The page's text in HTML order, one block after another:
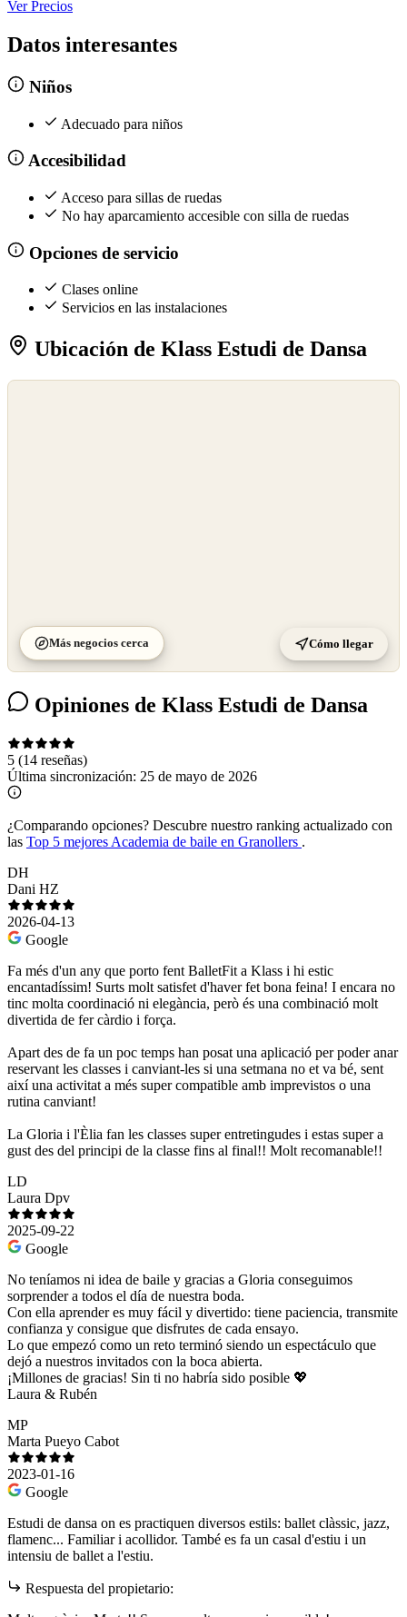
Ver Precios
Datos interesantes
Niños
Adecuado para niños
Accesibilidad
Acceso para sillas de ruedas
No hay aparcamiento accesible con silla de ruedas
Opciones de servicio
Clases online
Servicios en las instalaciones
Ubicación de Klass Estudi de Dansa
Más negocios cerca Cómo llegar
Opiniones de Klass Estudi de Dansa
5 (14 reseñas)
Última sincronización: 25 de mayo de 2026
¿Comparando opciones? Descubre nuestro ranking actualizado con
las Top 5 mejores Academia de baile en Granollers .
DH
Dani HZ
2026-04-13
Google
Fa més d'un any que porto fent BalletFit a Klass i hi estic
encantadíssim! Surts molt satisfet d'haver fet bona feina! I encara no
tinc molta coordinació ni elegància, però és una combinació molt
divertida de fer càrdio i força.
Apart des de fa un poc temps han posat una aplicació per poder anar
reservant les classes i canviant-les si una setmana no et va bé, sent
així una activitat a més super compatible amb imprevistos o una
rutina canviant!
La Gloria i l'Èlia fan les classes super entretingudes i estas super a
gust des del principi de la classe fins al final!! Molt recomanable!!
LD
Laura Dpv
2025-09-22
Google
No teníamos ni idea de baile y gracias a Gloria conseguimos
sorprender a todos el día de nuestra boda.
Con ella aprender es muy fácil y divertido: tiene paciencia, transmite
confianza y consigue que disfrutes de cada ensayo.
Lo que empezó como un reto terminó siendo un espectáculo que
dejó a nuestros invitados con la boca abierta.
¡Millones de gracias! Sin ti no habría sido posible 💖
Laura & Rubén
MP
Marta Pueyo Cabot
2023-01-16
Google
Estudi de dansa on es practiquen diversos estils: ballet clàssic, jazz,
flamenc... Familiar i acollidor. També es fa un casal d'estiu i un
intensiu de ballet a l'estiu.
Respuesta del propietario: